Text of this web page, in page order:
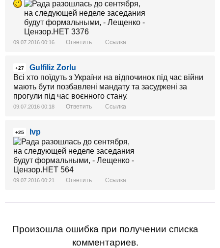
09.07.2016 00:16 Ответить Ссылка
+27
Gulfiliz Zorlu
Всі хто поїдуть з України на відпочинок під час війни
мають бути позбавлені мандату та засуджені за
прогули під час воєнного стану.
09.07.2016 00:18 Ответить Ссылка
+25 lvp
09.07.2016 00:21 Ответить Ссылка
Произошла ошибка при получении списка
комментариев.